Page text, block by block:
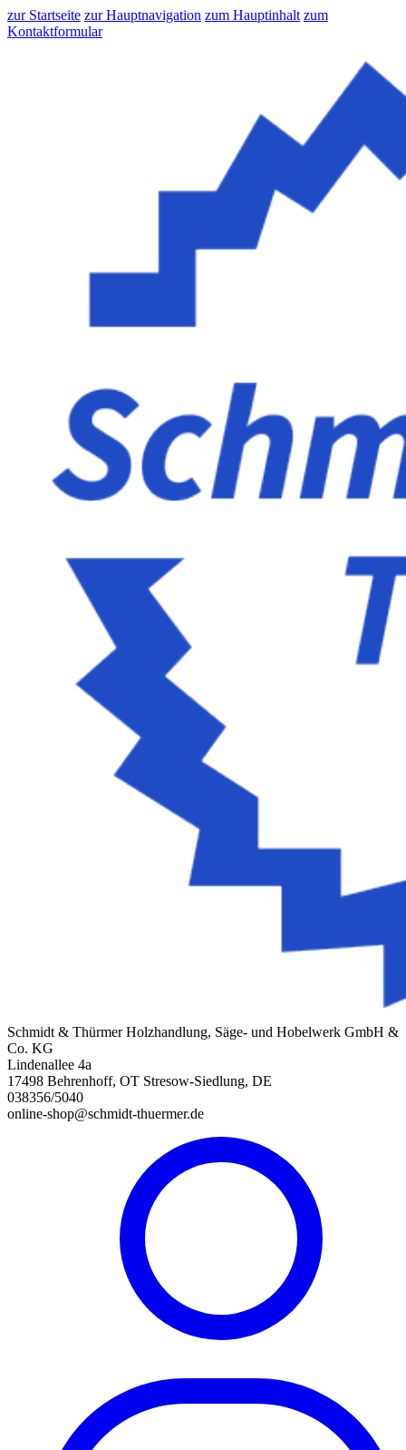
zur Startseite zur Hauptnavigation zum Hauptinhalt zum
Kontaktformular
Schmidt & Thürmer Holzhandlung, Säge- und Hobelwerk GmbH &
Co. KG
Lindenallee 4a
17498 Behrenhoff, OT Stresow-Siedlung, DE
038356/5040
online-shop@schmidt-thuermer.de